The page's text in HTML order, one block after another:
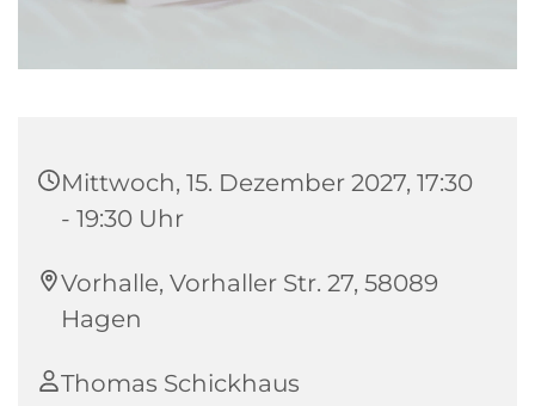
Mittwoch, 15. Dezember 2027, 17:30
- 19:30 Uhr
Vorhalle, Vorhaller Str. 27, 58089
Hagen
Thomas Schickhaus